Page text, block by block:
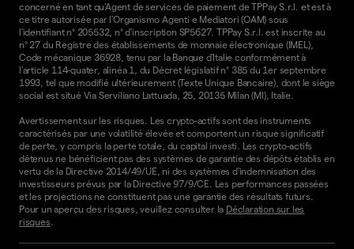
concerné en tant qu'Agent de services de paiement de TPPay S.r.l. et est à
ce titre autorisée par l'Organismo Agenti e Mediatori (OAM) sous
l'identifiant n° 205532, n° d'inscription SP5627. TPPay S.r.l. est inscrite au
n° 27 du Registre des établissements de monnaie électronique (IMEL),
Code mécanique 36928, tenu par la Banque d'Italie conformément à
l'article 114-quater, alinéa 1, du Décret législatif n° 385 du 1er septembre
1993, tel que modifié ultérieurement (Texte Unique Bancaire), dont le siège
social est situé Via Serviliano Lattuada, 25, 20135 Milan (MI), Italie.
Avertissement sur les risques. Les crypto-actifs sont des instruments
caractérisés par une volatilité élevée et comportent un risque significatif
de perte, y compris la perte totale, du capital investi. Les crypto-actifs
détenus ne bénéficient pas des systèmes de garantie des dépôts établis en
vertu de la Directive 2014/49/UE, ni des systèmes d'indemnisation des
investisseurs prévus par la Directive 97/9/CE. Les performances passées
et les projections ne constituent pas une garantie des résultats futurs.
Pour un aperçu des risques, veuillez consulter la Déclaration sur les
risques.